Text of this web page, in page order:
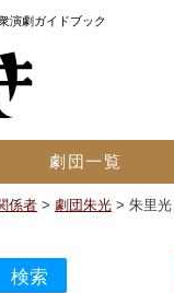
演劇ガイドブック
劇団一覧
係者 >劇団朱光 >朱里光